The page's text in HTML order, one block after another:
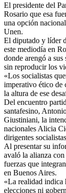
El presidente del
Rosario que esa
una opción
Unen.
El diputado y líder
este mediodía en
donde arengó a
sin reproducir los
«Los socialistas
imperativo ético de
la altura de ese
Del encuentro
santafesino,
Giustiniani, la
nacionales Alicia
dirigentes
Al presentar su
avaló la alianza
fuerzas que
en Buenos Aires.
«La realidad indica
elecciones ni